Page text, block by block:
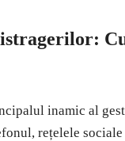
inamic al
rețelele